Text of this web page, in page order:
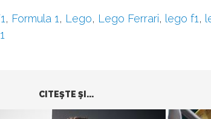
, Formula 1 , Lego, Lego Ferrari, lego f1 ,
CITEŞTE ŞI...